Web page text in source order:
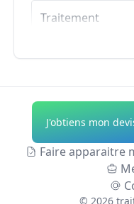
Traitement
Traitement
d'Humidité des
Murs Meslin
Traitement
d'Humidité des
Andel
J'obtiens mon
Faire apparaitre
© 2026